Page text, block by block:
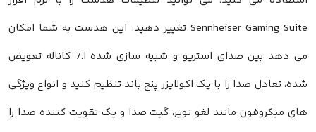
Sennheiser Gaming Suite تغییر دهید. این هدست به شما امکان
می دهد بین صدای استریو و شبیه سازی شده 7.1 کاناله تعویض
شده، تعادل صدا را با یک اکولایزر پنج باند تنظیم کنید و انواع ویژگی
های میکروفون مانند لغو نویز، گیت صدا و یک تقویت کننده صدا را